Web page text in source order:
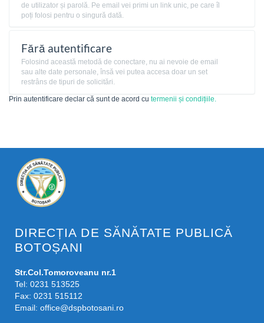
de utilizator și parolă. Pe email vei primi un link unic, pe care îl
poți folosi pentru o singură dată.
Fără autentificare
Folosind această metodă de conectare, nu ai nevoie de email
sau alte date personale, însă vei putea accesa doar un set
restrâns de tipuri de solicitări.
Prin autentificare declar că sunt de acord cu termenii și condițiile.
DIRECȚIA DE SĂNĂTATE PUBLICĂ
BOTOȘANI
Str.Col.Tomoroveanu nr.1
Tel: 0231 513525
Fax: 0231 515112
Email: office@dspbotosani.ro